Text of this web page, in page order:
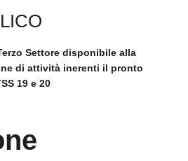
Settore disponibile alla
di attività inerenti il pronto
19 e 20